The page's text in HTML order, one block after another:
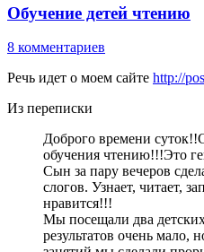
Обучение детей чтению
8 комментариев
Речь идет о моем сайте http://
Из переписки
Доброго времени
обучения чтению!!!Это
Сын за пару вечеров
слогов. Узнает, читает,
нравится!!!
Мы посещали два
результатов очень мало,